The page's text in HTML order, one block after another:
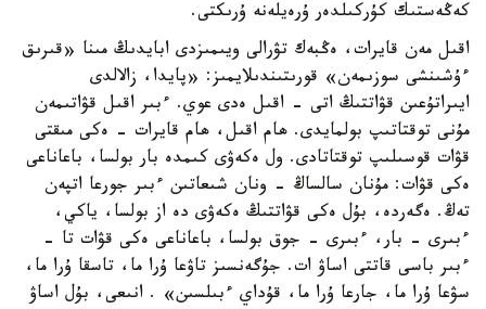
كەڭەستىك كۇركىلدەر ۇرەيلەنە ۇرىكتى.
اقىل مەن قايرات، ەڭبەك تۋرالى ويىمىزدى ابايدىڭ مىنا «قىرىق
ءۇشىنشى سوزىمەن» قورىتىندىلايمىز: «پايدا، زالالدى
ايىراتۇعىن قۋاتتىڭ اتى - اقىل ەدى عوي. ءبىر اقىل قۋاتىمەن
مۇنى توقتاتىپ بولمايدى. ھام اقىل، ھام قايرات - ەكى مىقتى
قۋات قوسىلىپ توقتاتادى. ول ەكەۋى كىمدە بار بولسا، باعاناعى
ەكى قۋات: مۇنان سالساڭ - ونان شىعاتىن ءبىر جورعا اتپەن
تەڭ. ەگەردە، بۇل ەكى قۋاتتىڭ ەكەۋى دە از بولسا، ياكي،
ءبىرى - بار، ءبىرى - جوق بولسا، باعاناعى ەكى قۋات تا -
ءبىر باسى قاتتى اساۋ ات. جۇگەنسىز تاۋعا ۇرا ما، تاسقا ۇرا ما،
سۋعا ۇرا ما، جارعا ۇرا ما، قۇداي ءبىلسىن» . انىعى، بۇل اساۋ